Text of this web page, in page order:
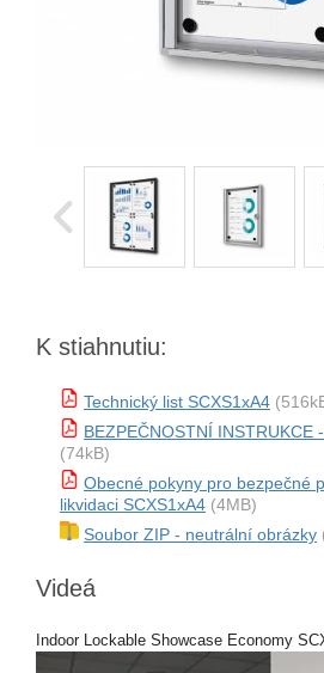
K stiahnutiu:
Technický list SCXS1xA4
BEZPEČNOSTNÍ INSTRUKCE
(74kB)
Obecné pokyny pro bezpečné
likvidaci SCXS1xA4 (4MB)
Soubor ZIP - neutrální obrázky
Videá
Indoor Lockable Showcase Economy